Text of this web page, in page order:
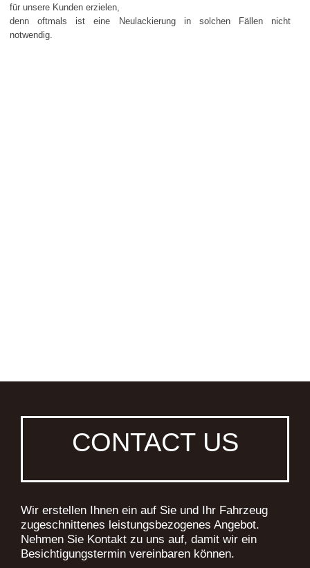
für unsere Kunden erzielen,
denn oftmals ist eine Neulackierung in solchen Fällen nicht
notwendig.
CONTACT US
Wir erstellen Ihnen ein auf Sie und Ihr Fahrzeug
zugeschnittenes leistungsbezogenes Angebot.
Nehmen Sie Kontakt zu uns auf, damit wir ein
Besichtigungstermin vereinbaren können.